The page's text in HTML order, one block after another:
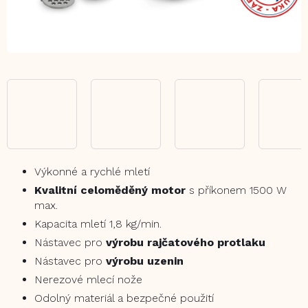
Výkonné a rychlé mletí
Kvalitní celoměděný motor s příkonem 1500 W
max.
Kapacita mletí 1,8 kg/min.
Nástavec pro výrobu rajčatového protlaku
Nástavec pro výrobu uzenin
Nerezové mlecí nože
Odolný materiál a bezpečné použití